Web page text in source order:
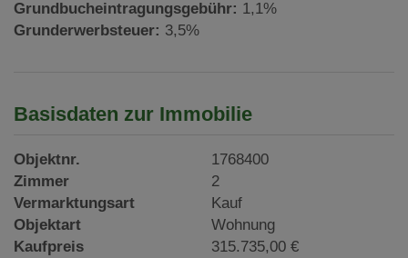
Grundbucheintragungsgebühr: 1,1%
Grunderwerbsteuer: 3,5%
Basisdaten zur Immobilie
Objektnr.
1768400
Zimmer
2
Vermarktungsart
Kauf
Objektart
Wohnung
Kaufpreis
315.735,00 €